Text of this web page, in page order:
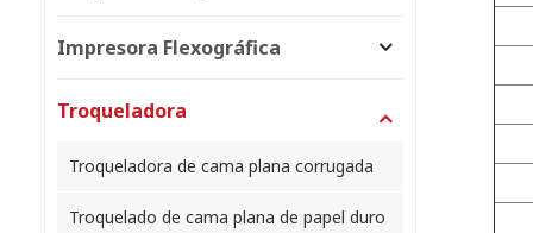
Impresora Flexográfica
Troqueladora
Troqueladora de cama plana corrugada
Troquelado de cama plana de papel duro